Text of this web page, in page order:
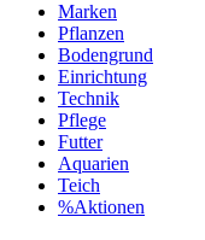
Marken
Pflanzen
Bodengrund
Einrichtung
Technik
Pflege
Futter
Aquarien
Teich
%Aktionen